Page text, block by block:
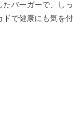
バーガーで、しっ
ドで健康にも気を付